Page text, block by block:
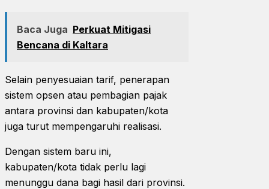
Baca Juga Perkuat Mitigasi
Bencana di Kaltara
Selain penyesuaian tarif, penerapan
sistem opsen atau pembagian pajak
antara provinsi dan kabupaten/kota
juga turut mempengaruhi realisasi.
Dengan sistem baru ini,
kabupaten/kota tidak perlu lagi
menunggu dana bagi hasil dari provinsi.